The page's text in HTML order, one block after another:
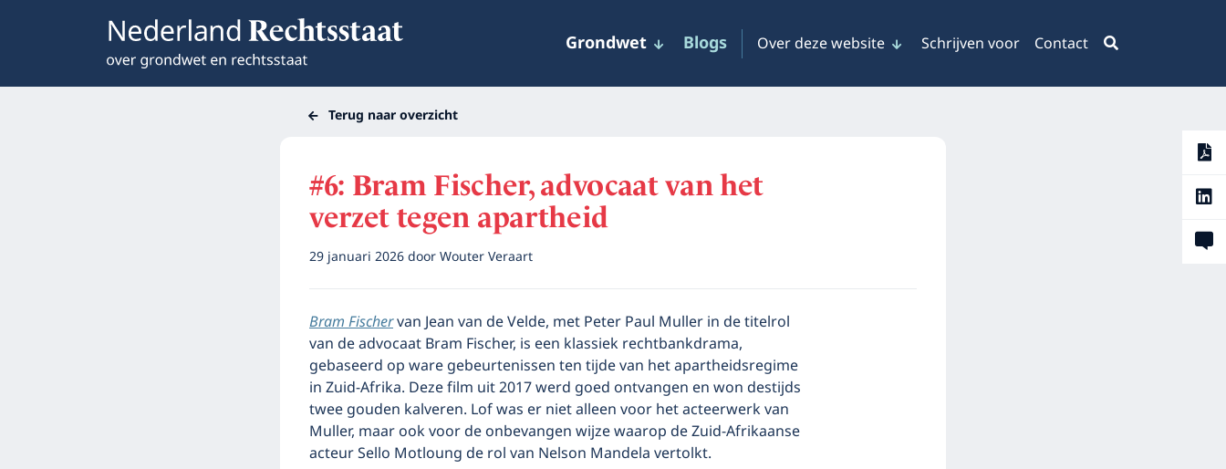
Grondwet Blogs Over deze website Schrijven voor Contact
Terug naar overzicht
#6: Bram Fischer, advocaat van het
verzet tegen apartheid
29 januari 2026doorWouter Veraart
Bram Fischervan Jean van de Velde, met Peter Paul Muller in de titelrol
van de advocaat Bram Fischer, is een klassiek rechtbankdrama,
gebaseerd op ware gebeurtenissen ten tijde van het apartheidsregime
in Zuid-Afrika. Deze film uit 2017 werd goed ontvangen en won destijds
twee gouden kalveren. Lof was er niet alleen voor het acteerwerk van
Muller, maar ook voor de onbevangen wijze waarop de Zuid-Afrikaanse
acteur Sello Motloung de rol van Nelson Mandela vertolkt.